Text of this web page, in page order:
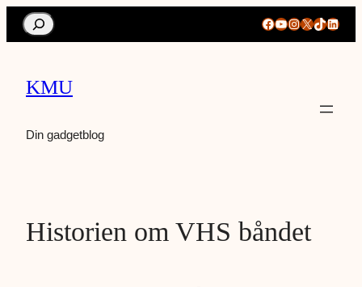
Search Facebook
YouTube
Instagram
X TikTok
KMU
Din gadgetblog
Historien om VHS båndet